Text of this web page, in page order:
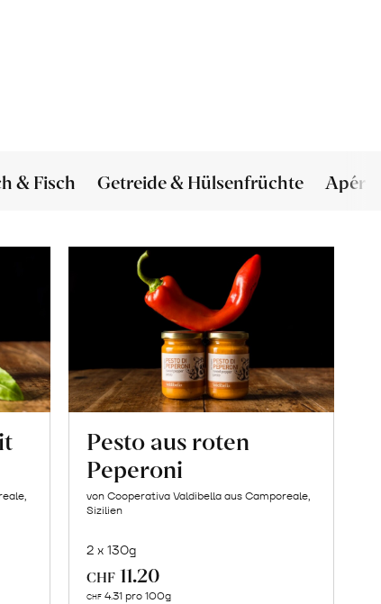
& Fisch Getreide & Hülsenfrüchte Apéro
Pesto aus roten
Peperoni
von Cooperativa Valdibella aus Camporeale,
Sizilien
2 x 130g
CHF 11.20
CHF 4.31 pro 100g